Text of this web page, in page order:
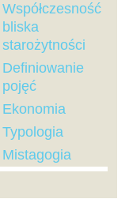
Współczesność
bliska
starożytności
Definiowanie
pojęć
Ekonomia
Typologia
Mistagogia